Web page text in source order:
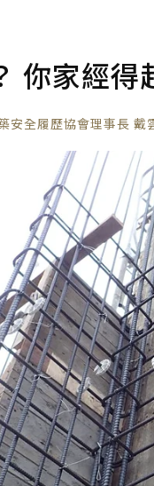
你家經得
安全履歷協會理事長 戴